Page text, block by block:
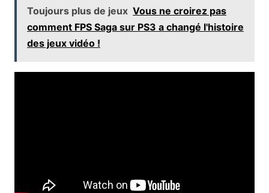
Toujours plus de jeux Vous ne croirez pas
comment FPS Saga sur PS3 a changé l'histoire
des jeux vidéo !